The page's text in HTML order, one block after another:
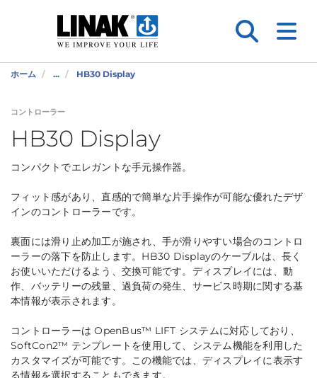
ホーム ... HB30 Display
コントローラー
HB30 Display
コンパクトでエレガントな手元操作器。
フィット感があり、直感的で簡単な片手操作が可能な優れたデザ
インのコントローラーです。
裏面には滑り止め加工が施され、手が滑りやすい場合のコントロ
ーラーの落下を防止します。HB30 Displayのケーブルは、長く
お使いいただけるよう、交換可能です。ディスプレイには、動
作、バッテリーの残量、過負荷の発生、サービス時期に関する基
本情報が表示されます。
コントローラーは OpenBus™ LIFT システムに対応しており、
SoftCon2™ テンプレートを使用して、システム機能を利用した
カスタマイズが可能です。この機能では、ディスプレイに表示す
る情報を選択することもできます。